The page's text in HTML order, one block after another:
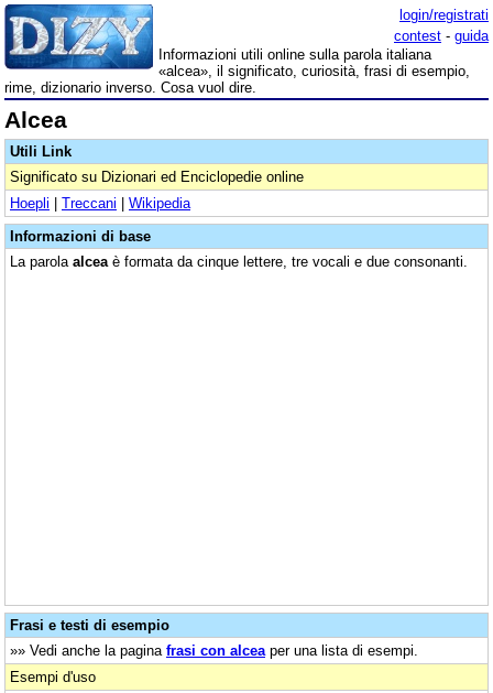
login/registrati
contest - guida
Informazioni utili online sulla parola italiana
«alcea», il significato, curiosità, frasi di esempio,
rime, dizionario inverso. Cosa vuol dire.
Alcea
Utili Link
Significato su Dizionari ed Enciclopedie online
Hoepli | Treccani | Wikipedia
Informazioni di base
La parola alcea è formata da cinque lettere, tre vocali e due consonanti.
Frasi e testi di esempio
»» Vedi anche la pagina frasi con alcea per una lista di esempi.
Esempi d'uso